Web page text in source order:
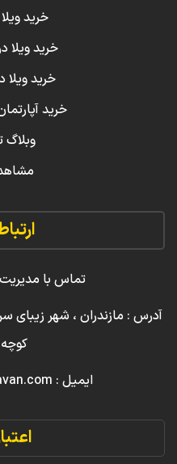
خرید
خرید ویلا
خرید ویلا
خرید
تماس با مدیریت : ۳۸ ۲۲۲۲۲
آدرس : مازندران ، شهر زیبای
ایمیل : info [@] amlak-navan.com